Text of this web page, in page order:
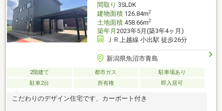
間取り 3SLDK
建物面積126.84m2
土地面積458.66m2
築年月 2023年5月(築3年4ヶ月)
ＪＲ上越線 小出駅 徒歩26分
新潟県魚沼市青島
2階建て 都市ガス
駐車場あり
駐車2台
所有権 即入居可
こだわりのデザイン住宅です、カーポート付き